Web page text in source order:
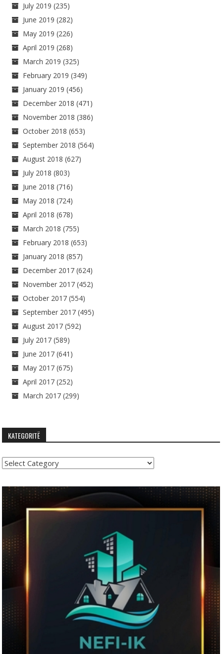
July 2019 (235)
June 2019 (282)
May 2019 (226)
April 2019 (268)
March 2019 (325)
February 2019 (349)
January 2019 (456)
December 2018 (471)
November 2018 (386)
October 2018 (653)
September 2018 (564)
August 2018 (627)
July 2018 (803)
June 2018 (716)
May 2018 (724)
April 2018 (678)
March 2018 (755)
February 2018 (653)
January 2018 (857)
December 2017 (624)
November 2017 (452)
October 2017 (554)
September 2017 (495)
August 2017 (592)
July 2017 (589)
June 2017 (641)
May 2017 (675)
April 2017 (252)
March 2017 (299)
KATEGORITË
Kategoritë